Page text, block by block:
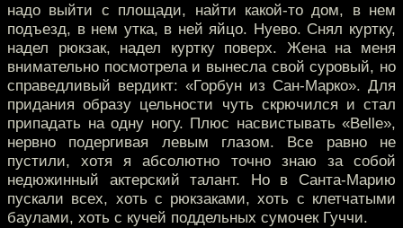
надо выйти с площади, найти какой-то дом, в нем
подъезд, в нем утка, в ней яйцо. Нуево. Снял куртку,
надел рюкзак, надел куртку поверх. Жена на меня
внимательно посмотрела и вынесла свой суровый, но
справедливый вердикт: «Горбун из Сан-Марко». Для
придания образу цельности чуть скрючился и стал
припадать на одну ногу. Плюс насвистывать «Belle»,
нервно подергивая левым глазом. Все равно не
пустили, хотя я абсолютно точно знаю за собой
недюжинный актерский талант. Но в Санта-Марию
пускали всех, хоть с рюкзаками, хоть с клетчатыми
баулами, хоть с кучей поддельных сумочек Гуччи.